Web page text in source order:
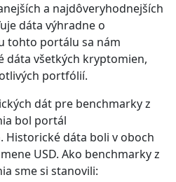
a najdôveryhodnejších
dáta výhradne o
tohto portálu sa nám
dáta všetkých kryptomien,
portfólií.
dát pre benchmarky z
bol portál
Historické dáta boli v oboch
USD. Ako benchmarky z
sme si stanovili: